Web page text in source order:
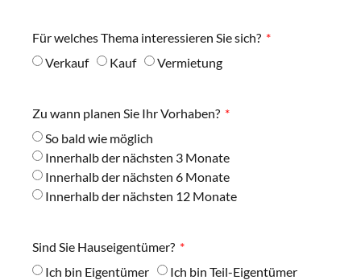
Für welches Thema interessieren Sie sich?
Verkauf
Kauf Vermietung
Zu wann planen Sie Ihr Vorhaben?
So bald wie möglich
Innerhalb der nächsten 3 Monate
Innerhalb der nächsten 6 Monate
Innerhalb der nächsten 12 Monate
Sind Sie Hauseigentümer?
Ich bin Eigentümer
Ich bin Teil-Eigentümer